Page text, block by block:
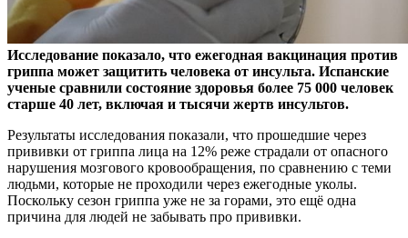
Исследование показало, что ежегодная вакцинация против
гриппа может защитить человека от инсульта. Испанские
ученые сравнили состояние здоровья более 75 000 человек
старше 40 лет, включая и тысячи жертв инсультов.
Результаты исследования показали, что прошедшие через
прививки от гриппа лица на 12% реже страдали от опасного
нарушения мозгового кровообращения, по сравнению с теми
людьми, которые не проходили через ежегодные уколы.
Поскольку сезон гриппа уже не за горами, это ещё одна
причина для людей не забывать про прививки.